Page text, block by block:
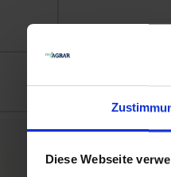
Diese Webseite
Decis